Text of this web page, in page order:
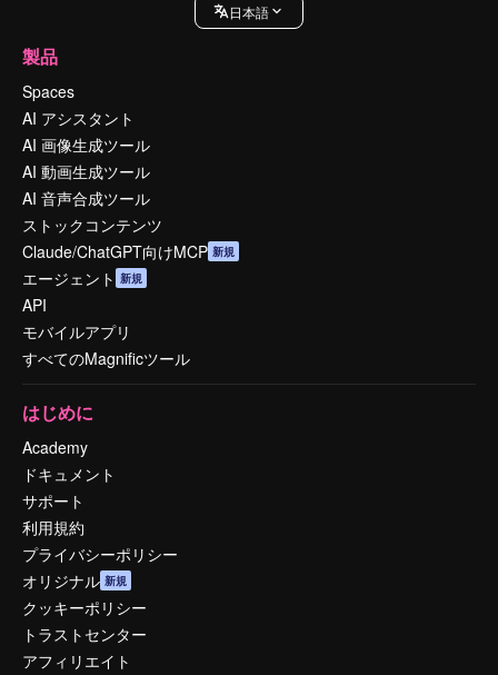
日本語
製品
Spaces
AI アシスタント
AI 画像生成ツール
AI 動画生成ツール
AI 音声合成ツール
ストックコンテンツ
Claude/ChatGPT向けMCP 新規
エージェント 新規
API
モバイルアプリ
すべてのMagnificツール
はじめに
Academy
ドキュメント
サポート
利用規約
プライバシーポリシー
オリジナル 新規
クッキーポリシー
トラストセンター
アフィリエイト